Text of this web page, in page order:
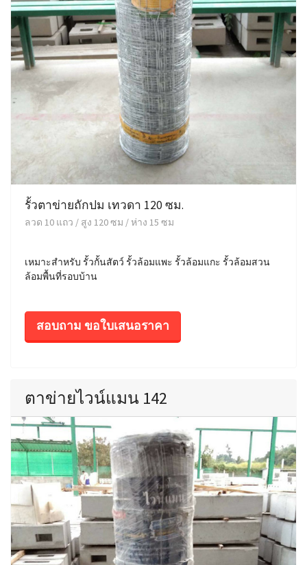
รั้วตาข่ายถักปม เทวดา 120 ซม.
ลวด 10 แถว / สูง 120 ซม / ห่าง 15 ซม
เหมาะสำหรับ รั้วกั้นสัตว์ รั้วล้อมแพะ รั้วล้อมแกะ รั้วล้อมสวน
ล้อมพื้นที่รอบบ้าน
สอบถาม ขอใบเสนอราคา
ตาข่ายไวน์แมน 142